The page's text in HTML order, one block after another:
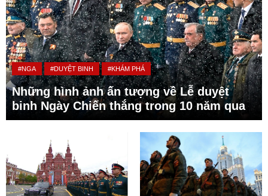
#NGA #DUYỆT BINH #KHÁM PHÁ
Những hình ảnh ấn tượng về Lễ duyệt
binh Ngày Chiến thắng trong 10 năm qua